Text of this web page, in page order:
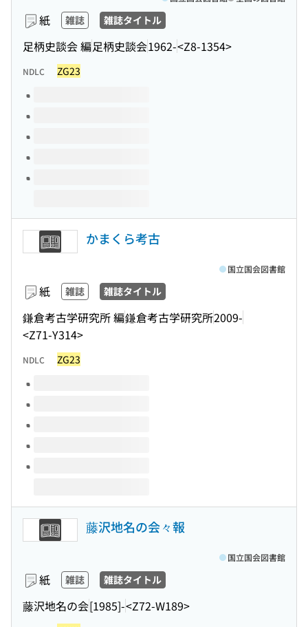
紙 雑誌 雑誌タイトル
足柄史談会 編足柄史談会1962-<Z8-1354>
NDLC ZG23
このタイトルの巻号
かまくら考古
紙 雑誌 雑誌タイトル
鎌倉考古学研究所 編鎌倉考古学研究所2009-
<Z71-Y314>
国立国会図書館
NDLC ZG23
このタイトルの巻号
藤沢地名の会々報
紙 雑誌 雑誌タイトル
藤沢地名の会[1985]-<Z72-W189>
国立国会図書館